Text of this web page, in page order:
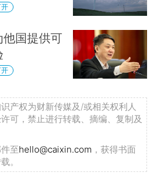
国提供可
产权为财新传媒及/或相关权利人
可，禁止进行转载、摘编、复制及
至hello@caixin.com ，获得书面
。